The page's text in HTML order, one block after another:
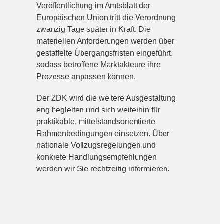
Veröffentlichung im Amtsblatt der
Europäischen Union tritt die Verordnung
zwanzig Tage später in Kraft. Die
materiellen Anforderungen werden über
gestaffelte Übergangsfristen eingeführt,
sodass betroffene Marktakteure ihre
Prozesse anpassen können.
Der ZDK wird die weitere Ausgestaltung
eng begleiten und sich weiterhin für
praktikable, mittelstandsorientierte
Rahmenbedingungen einsetzen. Über
nationale Vollzugsregelungen und
konkrete Handlungsempfehlungen
werden wir Sie rechtzeitig informieren.